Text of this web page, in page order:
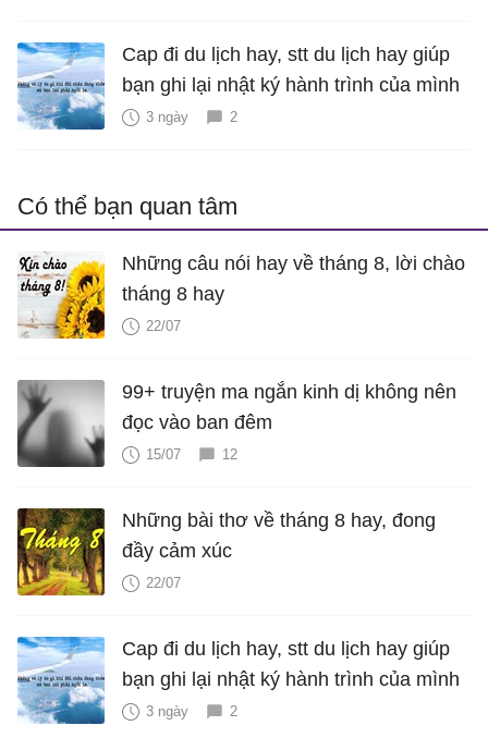
Cap đi du lịch hay, stt du lịch hay giúp
bạn ghi lại nhật ký hành trình của mình
3 ngày 2
Có thể bạn quan tâm
Những câu nói hay về tháng 8, lời chào
tháng 8 hay
22/07
99+ truyện ma ngắn kinh dị không nên
đọc vào ban đêm
15/07 12
Những bài thơ về tháng 8 hay, đong
đầy cảm xúc
22/07
Cap đi du lịch hay, stt du lịch hay giúp
bạn ghi lại nhật ký hành trình của mình
3 ngày 2